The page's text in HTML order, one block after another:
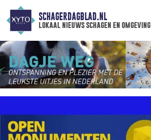
SCHAGERDAGBLAD.NL
lokaal nieuws schagen en omgeving